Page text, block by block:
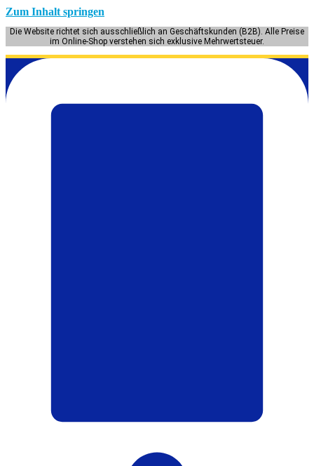
Zum Inhalt springen
Die Website richtet sich ausschließlich an Geschäftskunden (B2B). Alle Preise
im Online-Shop verstehen sich exklusive Mehrwertsteuer.